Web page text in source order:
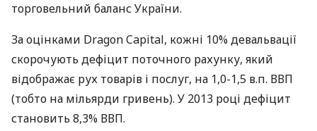
торговельний баланс України.
За оцінками Dragon Capital, кожні 10% девальвації
скорочують дефіцит поточного рахунку, який
відображає рух товарів і послуг, на 1,0-1,5 в.п. ВВП
(тобто на мільярди гривень). У 2013 році дефіцит
становить 8,3% ВВП.